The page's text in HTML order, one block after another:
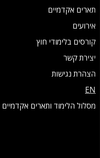
תארים אקדמיים
אירועים
קורסים בלימודי חוץ
יצירת קשר
הצהרת נגישות
EN
מסלול הלימוד ותארים אקדמיים